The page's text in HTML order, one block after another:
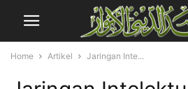
Home Artikel Jaringan Inte...